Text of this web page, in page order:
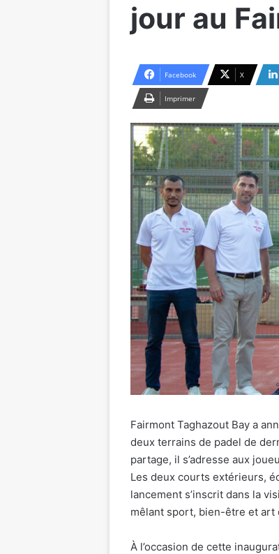
jour au
Facebook X
Imprimer
Fairmont Taghazout Bay a
deux terrains de padel de
partage, il s’adresse aux
Les deux courts extérieurs,
lancement s’inscrit dans la
mêlant sport, bien-être et art
À l’occasion de cette